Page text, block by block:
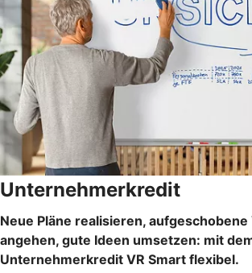
Unternehmerkredit
Neue Pläne realisieren, aufgeschobene
angehen, gute Ideen umsetzen: mit
Unternehmerkredit VR Smart flexibel.